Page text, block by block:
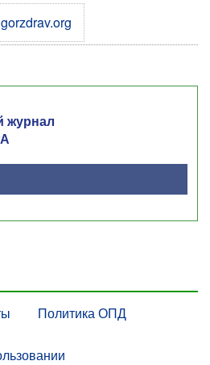
gorzdrav.org
журнал
Политика ОПД